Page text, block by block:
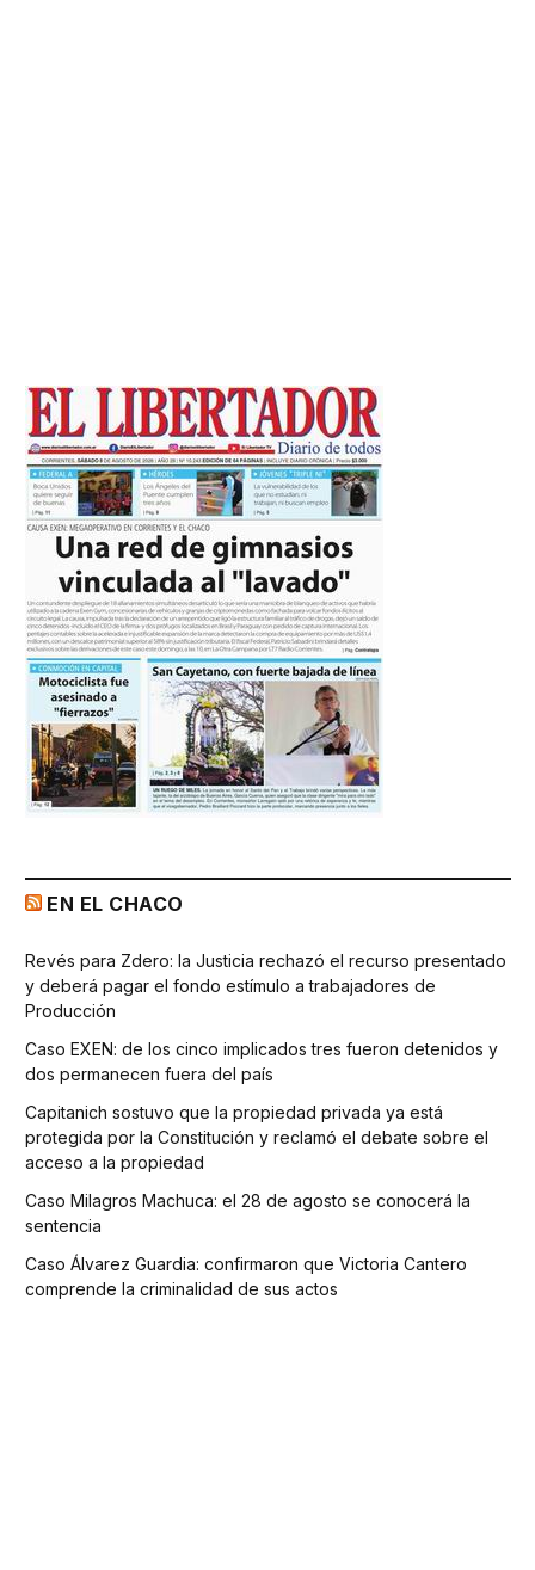
EN EL CHACO
Revés para Zdero: la Justicia rechazó el recurso presentado
y deberá pagar el fondo estímulo a trabajadores de
Producción
Caso EXEN: de los cinco implicados tres fueron detenidos y
dos permanecen fuera del país
Capitanich sostuvo que la propiedad privada ya está
protegida por la Constitución y reclamó el debate sobre el
acceso a la propiedad
Caso Milagros Machuca: el 28 de agosto se conocerá la
sentencia
Caso Álvarez Guardia: confirmaron que Victoria Cantero
comprende la criminalidad de sus actos